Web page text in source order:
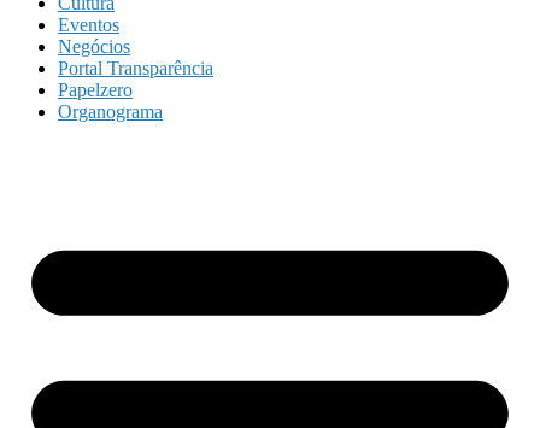
Eventos
Negócios
Portal Transparência
Papelzero
Organograma